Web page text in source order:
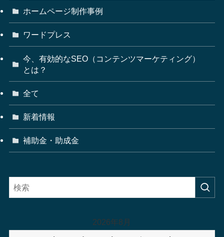
ホームページ制作事例
ワードプレス
今、有効的なSEO（コンテンツマーケティング）
とは？
全て
新着情報
補助金・助成金
2026年8月